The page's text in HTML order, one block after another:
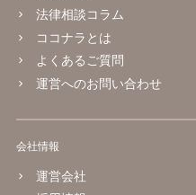
法律相談コラム
ココナラとは
よくあるご質問
運営へのお問い合わせ
会社情報
運営会社